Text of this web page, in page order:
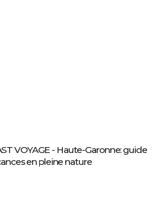
VOYAGE - Haute-Garonne: guide
en pleine nature